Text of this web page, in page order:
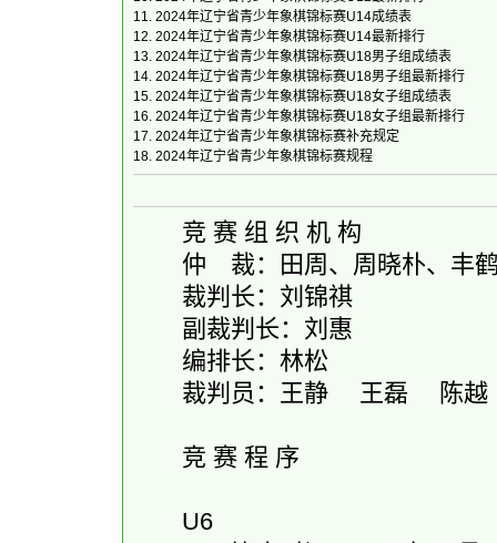
11. 2024年辽宁省青少年象棋锦标赛U14成绩表
12. 2024年辽宁省青少年象棋锦标赛U14最新排行
13. 2024年辽宁省青少年象棋锦标赛U18男子组成绩表
14. 2024年辽宁省青少年象棋锦标赛U18男子组最新排行
15. 2024年辽宁省青少年象棋锦标赛U18女子组成绩表
16. 2024年辽宁省青少年象棋锦标赛U18女子组最新排行
17. 2024年辽宁省青少年象棋锦标赛补充规定
18. 2024年辽宁省青少年象棋锦标赛规程
竞 赛 组 织 机 构
仲 裁：田周、周晓朴、丰
裁判长：刘锦祺
副裁判长：刘惠
编排长：林松
裁判员：王静 王磊 陈
竞 赛 程 序
U6